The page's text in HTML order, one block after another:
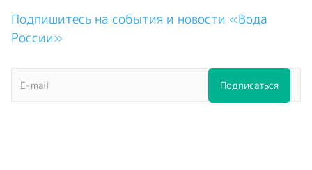
Подпишитесь на события и новости «Вода
России»